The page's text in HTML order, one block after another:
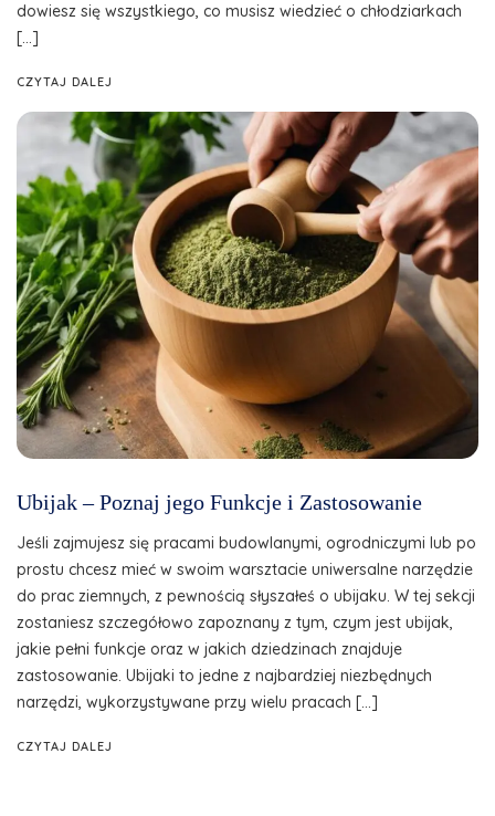
dowiesz się wszystkiego, co musisz wiedzieć o chłodziarkach
[…]
CZYTAJ DALEJ
Ubijak – Poznaj jego Funkcje i Zastosowanie
Jeśli zajmujesz się pracami budowlanymi, ogrodniczymi lub po
prostu chcesz mieć w swoim warsztacie uniwersalne narzędzie
do prac ziemnych, z pewnością słyszałeś o ubijaku. W tej sekcji
zostaniesz szczegółowo zapoznany z tym, czym jest ubijak,
jakie pełni funkcje oraz w jakich dziedzinach znajduje
zastosowanie. Ubijaki to jedne z najbardziej niezbędnych
narzędzi, wykorzystywane przy wielu pracach […]
CZYTAJ DALEJ